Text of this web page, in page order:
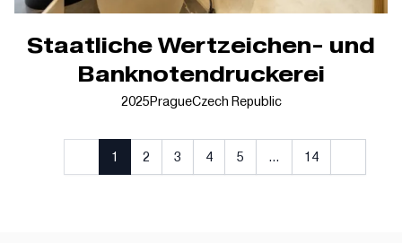
Staatliche Wertzeichen- und
Banknotendruckerei
2025PragueCzech Republic
1 2 3 4 5 … 14